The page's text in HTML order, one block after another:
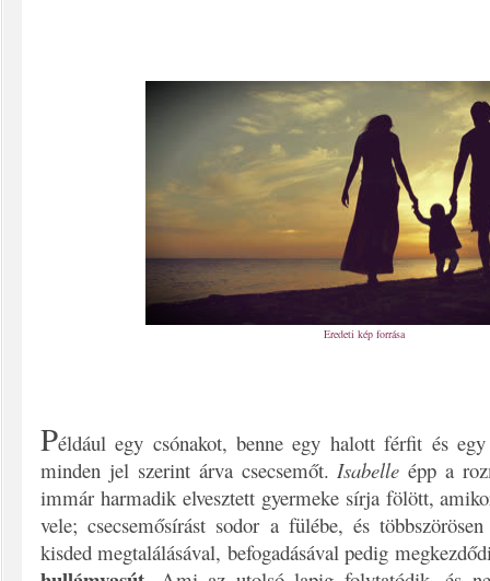
Eredeti kép forrása
Például egy csónakot, benne egy halott férfit és
minden jel szerint árva csecsemőt.Isabelleépp a
immár harmadik elvesztett gyermeke sírja fölött,
vele; csecsemősírást sodor a fülébe, és
kisded megtalálásával, befogadásával pedig